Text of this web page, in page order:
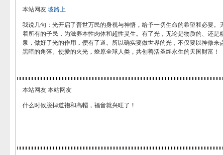
本站网友 坡路上
我说几句：光开启了普世万民的身视与神悟，给予一切生命的希望和必要。
着所有的子民，为滋养本性肉体和超性灵生。有了光，无论是物质的、还是
泉，做好了光的作用，便有了道。所以确实要做世界的光，不仅要以神修来
黑暗的角落。使爱的火光，燎原全球人类，共创善活圣终永生的天国财富！
本站网友 本站网友
什么时候脱掉道袍和高帽，福音就兴旺了！